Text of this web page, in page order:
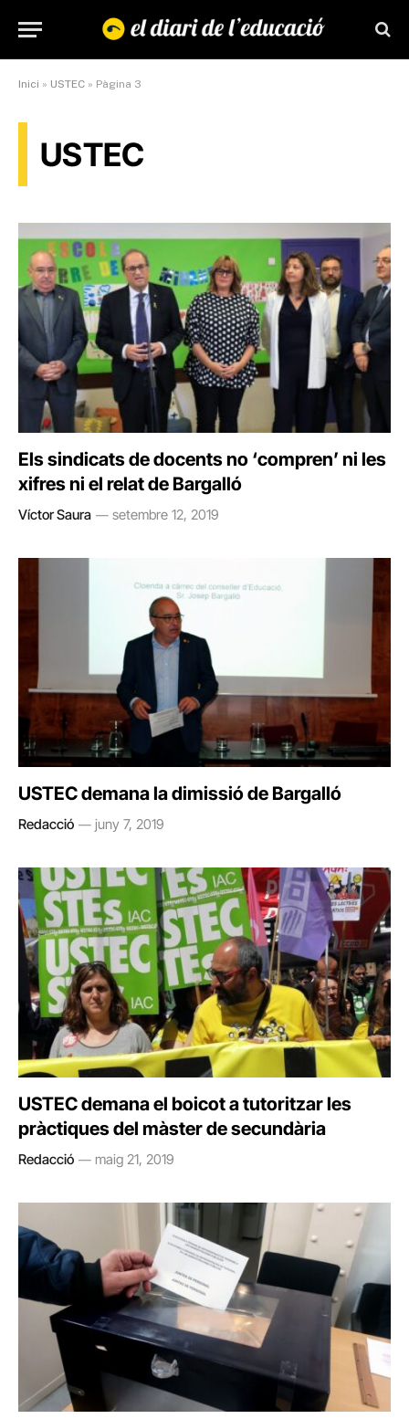
Inici » USTEC » Pàgina 3
USTEC
Els sindicats de docents no ‘compren’ ni les
xifres ni el relat de Bargalló
Víctor Saura setembre 12, 2019
USTEC demana la dimissió de Bargalló
Redacció juny 7, 2019
USTEC demana el boicot a tutoritzar les
pràctiques del màster de secundària
Redacció maig 21, 2019